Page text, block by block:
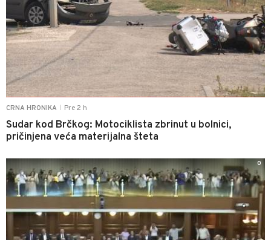
CRNA HRONIKA Pre 2 h
Sudar kod Brčkog: Motociklista zbrinut u bolnici,
pričinjena veća materijalna šteta
0